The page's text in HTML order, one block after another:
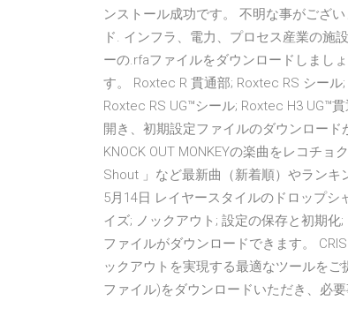
ンストール成功です。 不明な事がござ
ド. インフラ、電力、プロセス産業の施
ーの.rfaファイルをダウンロードしまし
す。 Roxtec R 貫通部; Roxtec RS シー
Roxtec RS UG™シール; Roxtec H3 UG™
開き、初期設定ファイルのダウンロード
KNOCK OUT MONKEYの楽曲をレコチ
Shout 」など最新曲（新着順）やラン
5月14日 レイヤースタイルのドロップシ
イズ; ノックアウト; 設定の保存と初期
ファイルがダウンロードできます。
ックアウトを実現する最適なツールを
ファイル)をダウンロードいただき、必